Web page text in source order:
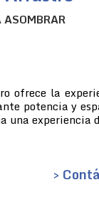
ASOMBRAR
ofrece la
potencia y
una experiencia
>